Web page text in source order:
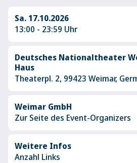
Sa. 17.10.2026
13:00 - 23:59 Uhr
Deutsches Nationaltheater
Haus
Theaterpl. 2, 99423 Weimar,
Weimar GmbH
Zur Seite des Event-Organizers
Weitere Infos
Anzahl Links